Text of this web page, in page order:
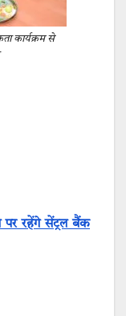
कार्यक्रम से
पर रहेंगे सेंट्रल बैंक